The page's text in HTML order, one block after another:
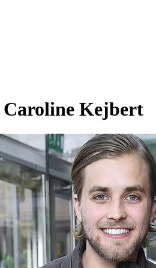
Caroline Kejbert